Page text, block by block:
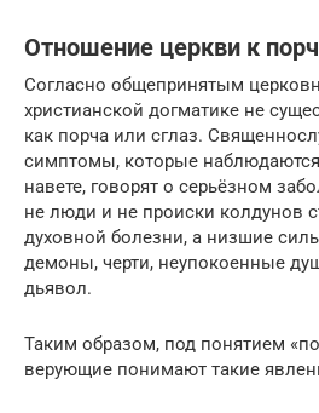
Отношение церкви к
Согласно общепринятым
христианской догматике не
как порча или сглаз.
симптомы, которые
навете, говорят о серьёзном
не люди и не происки колдунов
духовной болезни, а низшие
демоны, черти, неупокоенные
дьявол.
Таким образом, под понятием
верующие понимают такие